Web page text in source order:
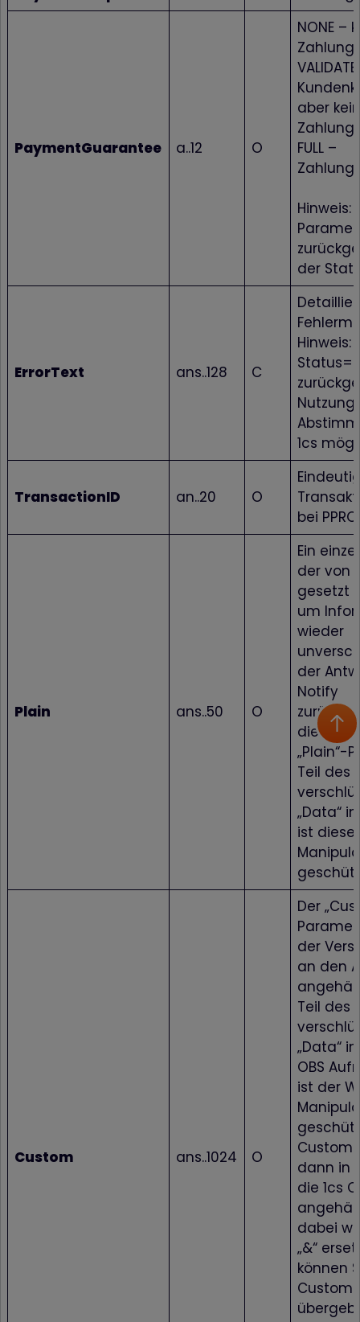
PaymentGuarantee a..12 O
NONE –
aber
FULL –
Hinweis:
der
ErrorText ans..128 C
Hinweis:
Nutzung
1cs
TransactionID an..20 O
bei PPRO
Plain ans..50 O
Ein
der von
gesetzt
um
wieder
der
Notify
die MID.
„Plain“-
Teil des
„Data“
ist
Custom ans..1024 O
Der
der
an den
Teil des
„Data“
OBS
ist der
dann in
die 1cs
dabei
„&“
können